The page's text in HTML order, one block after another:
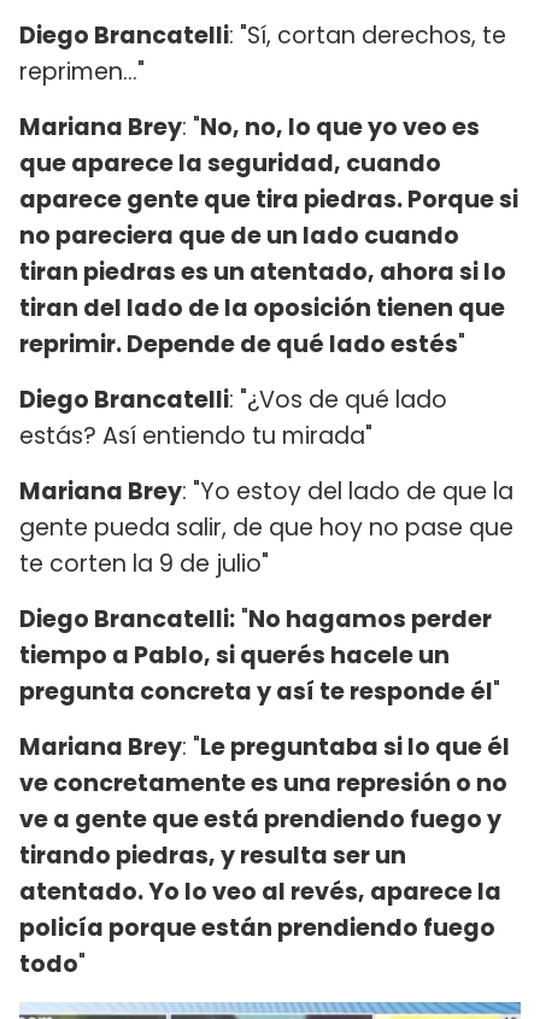
Diego Brancatelli: "Sí, cortan derechos, te
reprimen..."
Mariana Brey: "No, no, lo que yo veo es
que aparece la seguridad, cuando
aparece gente que tira piedras. Porque si
no pareciera que de un lado cuando
tiran piedras es un atentado, ahora si lo
tiran del lado de la oposición tienen que
reprimir. Depende de qué lado estés"
Diego Brancatelli: "¿Vos de qué lado
estás? Así entiendo tu mirada"
Mariana Brey: "Yo estoy del lado de que la
gente pueda salir, de que hoy no pase que
te corten la 9 de julio"
Diego Brancatelli: "No hagamos perder
tiempo a Pablo, si querés hacele un
pregunta concreta y así te responde él"
Mariana Brey: "Le preguntaba si lo que él
ve concretamente es una represión o no
ve a gente que está prendiendo fuego y
tirando piedras, y resulta ser un
atentado. Yo lo veo al revés, aparece la
policía porque están prendiendo fuego
todo"